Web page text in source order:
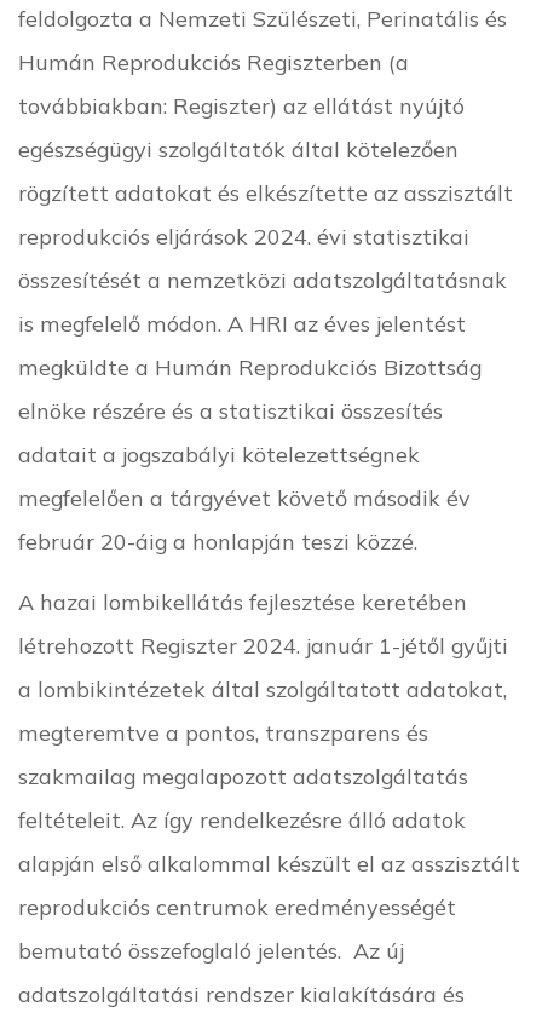
feldolgozta a Nemzeti Szülészeti, Perinatális és
Humán Reprodukciós Regiszterben (a
továbbiakban: Regiszter) az ellátást nyújtó
egészségügyi szolgáltatók által kötelezően
rögzített adatokat és elkészítette az asszisztált
reprodukciós eljárások 2024. évi statisztikai
összesítését a nemzetközi adatszolgáltatásnak
is megfelelő módon. A HRI az éves jelentést
megküldte a Humán Reprodukciós Bizottság
elnöke részére és a statisztikai összesítés
adatait a jogszabályi kötelezettségnek
megfelelően a tárgyévet követő második év
február 20-áig a honlapján teszi közzé.
A hazai lombikellátás fejlesztése keretében
létrehozott Regiszter 2024. január 1-jétől gyűjti
a lombikintézetek által szolgáltatott adatokat,
megteremtve a pontos, transzparens és
szakmailag megalapozott adatszolgáltatás
feltételeit. Az így rendelkezésre álló adatok
alapján első alkalommal készült el az asszisztált
reprodukciós centrumok eredményességét
bemutató összefoglaló jelentés. Az új
adatszolgáltatási rendszer kialakítására és